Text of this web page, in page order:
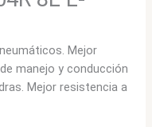
Mejor
manejo y conducción
Mejor resistencia a